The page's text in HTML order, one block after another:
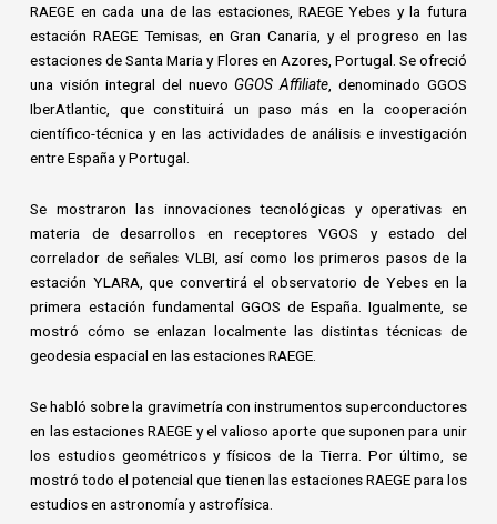
RAEGE en cada una de las estaciones, RAEGE Yebes y la futura
estación RAEGE Temisas, en Gran Canaria, y el progreso en las
estaciones de Santa Maria y Flores en Azores, Portugal. Se ofreció
una visión integral del nuevoGGOS Affiliate , denominado GGOS
IberAtlantic, que constituirá un paso más en la cooperación
científico-técnica y en las actividades de análisis e investigación
entre España y Portugal.
Se mostraron las innovaciones tecnológicas y operativas en
materia de desarrollos en receptores VGOS y estado del
correlador de señales VLBI, así como los primeros pasos de la
estación YLARA, que convertirá el observatorio de Yebes en la
primera estación fundamental GGOS de España. Igualmente, se
mostró cómo se enlazan localmente las distintas técnicas de
geodesia espacial en las estaciones RAEGE.
Se habló sobre la gravimetría con instrumentos superconductores
en las estaciones RAEGE y el valioso aporte que suponen para unir
los estudios geométricos y físicos de la Tierra. Por último, se
mostró todo el potencial que tienen las estaciones RAEGE para los
estudios en astronomía y astrofísica.